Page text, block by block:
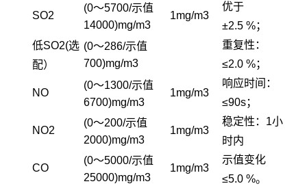
优于
±2.5 %；
重复性：
≤2.0 %；
响应时间：
≤90s；
稳定性：1小
时内
示值变化
≤5.0 %。
SO2
(0～5700/示值
14000)mg/m3
1mg/m3
低SO2(选
配）
(0～286/示值
700)mg/m3
NO
(0～1300/示值
6700)mg/m3
1mg/m3
NO2
(0～200/示值
2000)mg/m3
1mg/m3
CO
(0～5000/示值
25000)mg/m3
1mg/m3